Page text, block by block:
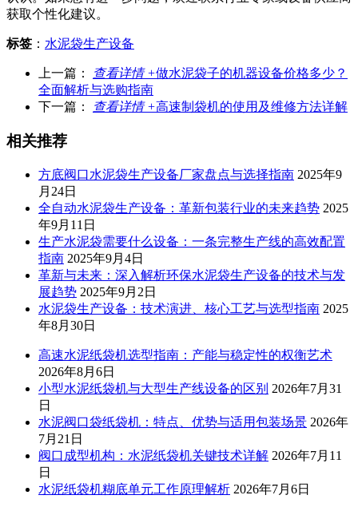
获取个性化建议。
标签 ： 水泥袋生产设备
上一篇： 查看详情 +做水泥袋子的机器设备价格多少？
全面解析与选购指南
下一篇：
查看详情 +高速制袋机的使用及维修方法详解
相关推荐
方底阀口水泥袋生产设备厂家盘点与选择指南 2025年9
月24日
全自动水泥袋生产设备：革新包装行业的未来趋势 2025
年9月11日
生产水泥袋需要什么设备：一条完整生产线的高效配置
指南 2025年9月4日
革新与未来：深入解析环保水泥袋生产设备的技术与发
展趋势 2025年9月2日
水泥袋生产设备：技术演进、核心工艺与选型指南 2025
年8月30日
高速水泥纸袋机选型指南：产能与稳定性的权衡艺术
2026年8月6日
小型水泥纸袋机与大型生产线设备的区别 2026年7月31
日
水泥阀口袋纸袋机：特点、优势与适用包装场景 2026年
7月21日
阀口成型机构：水泥纸袋机关键技术详解 2026年7月11
日
水泥纸袋机糊底单元工作原理解析 2026年7月6日